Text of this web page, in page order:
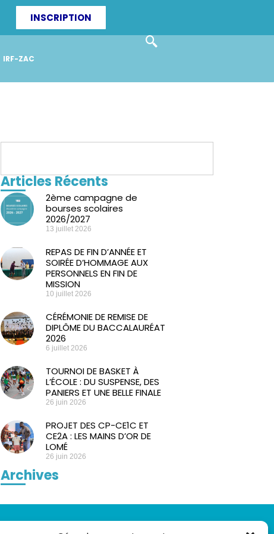
INSCRIPTION
IRF-ZAC
Articles Récents
2ème campagne de
bourses scolaires
2026/2027
13 juillet 2026
REPAS DE FIN D’ANNÉE ET
SOIRÉE D’HOMMAGE AUX
PERSONNELS EN FIN DE
MISSION
10 juillet 2026
CÉRÉMONIE DE REMISE DE
DIPLÔME DU BACCALAURÉAT
2026
6 juillet 2026
TOURNOI DE BASKET À
L’ÉCOLE : DU SUSPENSE, DES
PANIERS ET UNE BELLE FINALE
26 juin 2026
PROJET DES CP-CE1C ET
CE2A : LES MAINS D’OR DE
LOMÉ
26 juin 2026
Archives